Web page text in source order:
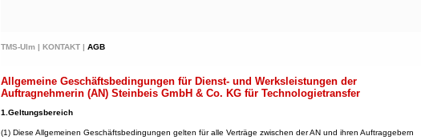
TMS-Ulm | KONTAKT | AGB
Allgemeine Geschäftsbedingungen für Dienst- und Werksleistungen der
Auftragnehmerin (AN) Steinbeis GmbH & Co. KG für Technologietransfer
1.Geltungsbereich
(1) Diese Allgemeinen Geschäftsbedingungen gelten für alle Verträge zwischen der AN und ihren Auftraggebern